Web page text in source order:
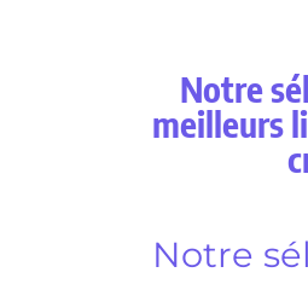
Notre
meilleurs
Notre